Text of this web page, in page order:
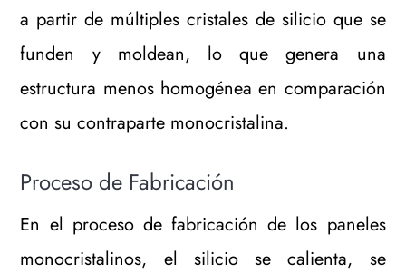
a partir de múltiples cristales de silicio que se
funden y moldean, lo que genera una
estructura menos homogénea en comparación
con su contraparte monocristalina.
Proceso de Fabricación
En el proceso de fabricación de los paneles
monocristalinos, el silicio se calienta, se